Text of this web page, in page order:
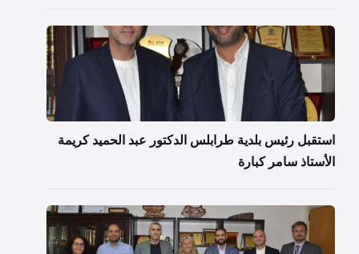
استقبل رئيس بلدية طرابلس الدكتور عبد الحميد كريمة
الأستاذ سامر كبارة